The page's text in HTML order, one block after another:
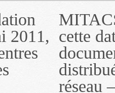
2011,
les
ou
de
À